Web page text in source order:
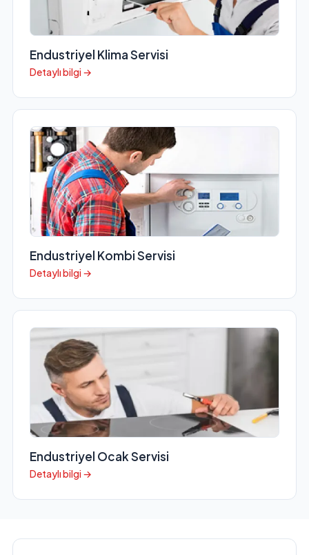
Endustriyel Klima Servisi
Detaylı bilgi →
Endustriyel Kombi Servisi
Detaylı bilgi →
Endustriyel Ocak Servisi
Detaylı bilgi →